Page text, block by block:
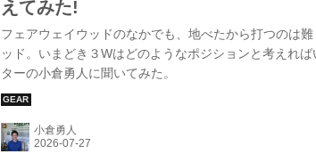
えてみた!
フェアウェイウッドのなかでも、地べたから打つのは
ッド。いまどき３Wはどのようなポジションと考えれ
ターの小倉勇人に聞いてみた。
小倉勇人